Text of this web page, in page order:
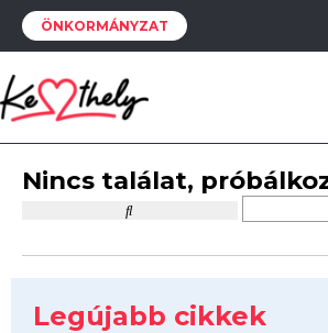
ÖNKORMÁNYZAT
Nincs találat,
Legújabb cikkek